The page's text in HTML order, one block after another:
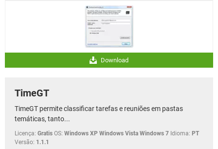
Download
TimeGT
TimeGT permite classificar tarefas e reuniões em pastas
temáticas, tanto...
Licença: Gratis OS: Windows XP Windows Vista Windows 7 Idioma: PT
Versão: 1.1.1